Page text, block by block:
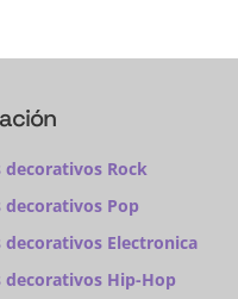
decorativos Rock
decorativos Pop
decorativos Electronica
decorativos Hip-Hop